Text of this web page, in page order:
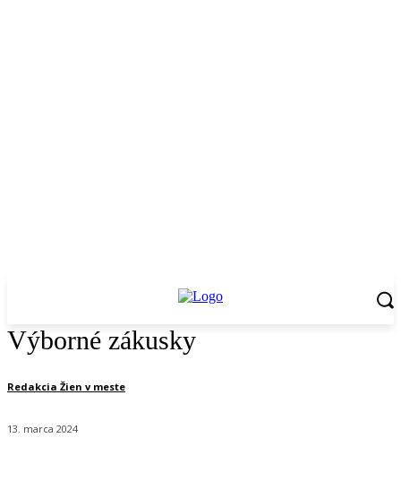
Výborné zákusky
Redakcia Žien v meste
13. marca 2024